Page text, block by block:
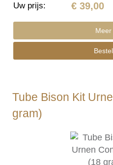
Uw prijs: € 39,00
Meer
Bestel
Tube Bison Kit
gram)